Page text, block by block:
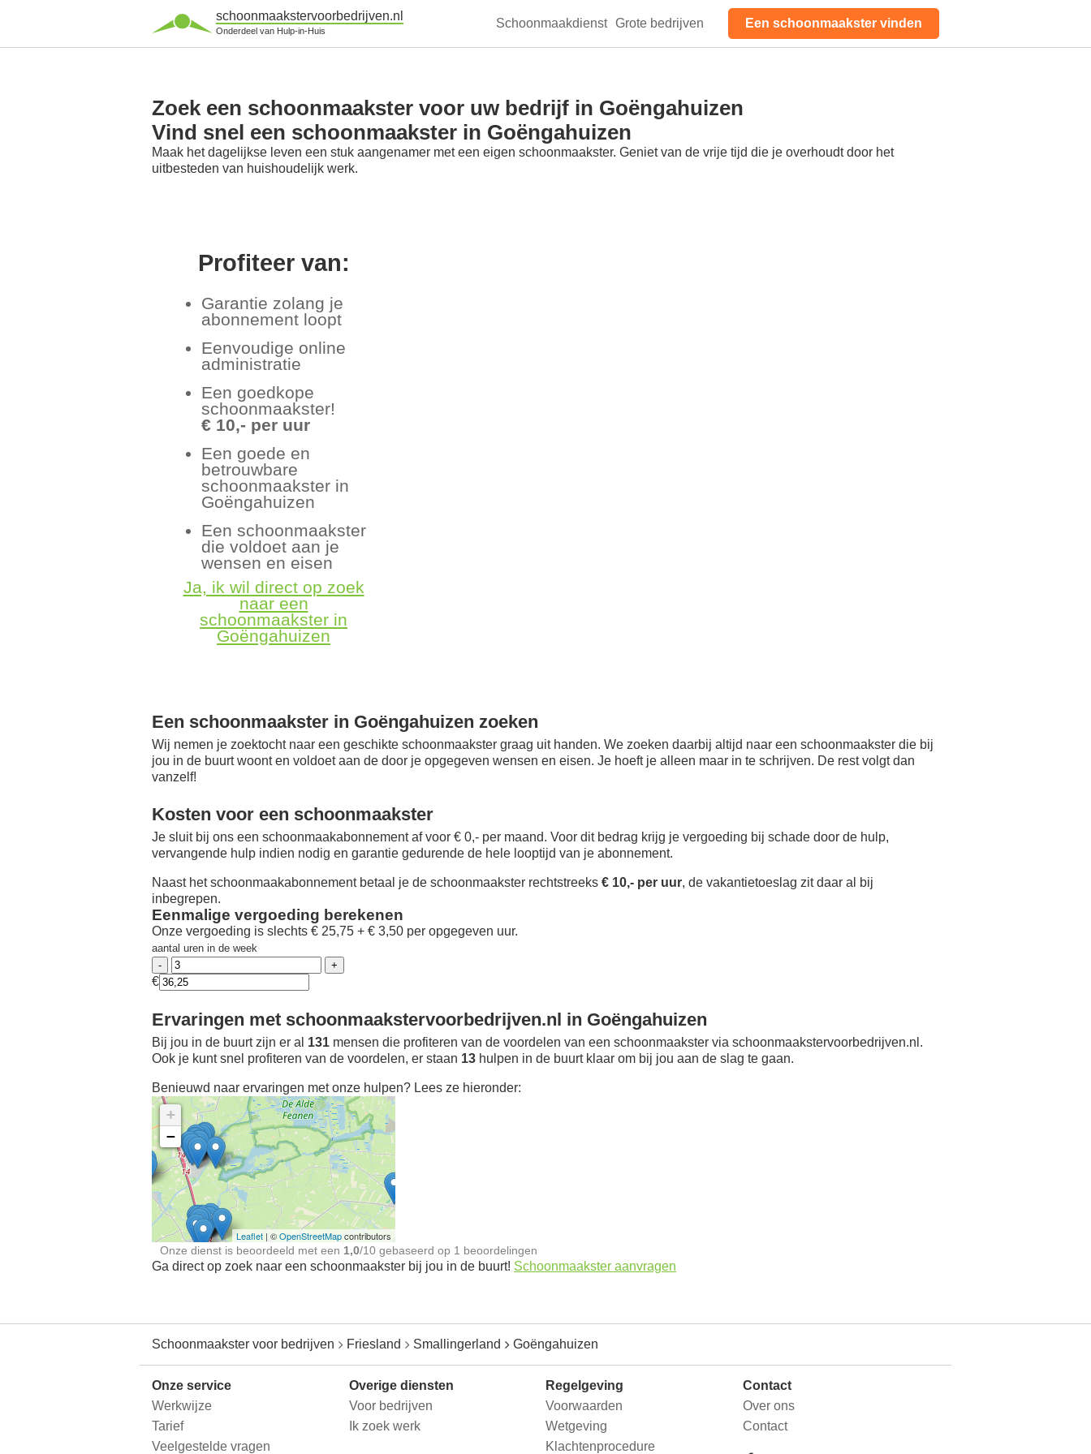
schoonmaakstervoorbedrijven.nl
Onderdeel van Hulp-in-Huis
Schoonmaakdienst Grote bedrijven Een schoonmaakster vinden
Zoek een schoonmaakster voor uw bedrijf in Goëngahuizen
Vind snel een schoonmaakster in Goëngahuizen
Maak het dagelijkse leven een stuk aangenamer met een eigen schoonmaakster. Geniet van de vrije tijd die je overhoudt door het
uitbesteden van huishoudelijk werk.
Profiteer van:
Garantie zolang je
abonnement loopt
Eenvoudige online
administratie
Een goedkope
schoonmaakster!
€ 10,- per uur
Een goede en
betrouwbare
schoonmaakster in
Goëngahuizen
Een schoonmaakster
die voldoet aan je
wensen en eisen
Ja, ik wil direct op zoek
naar een
schoonmaakster in
Goëngahuizen
Een schoonmaakster in Goëngahuizen zoeken
Wij nemen je zoektocht naar een geschikte schoonmaakster graag uit handen. We zoeken daarbij altijd naar een schoonmaakster die bij
jou in de buurt woont en voldoet aan de door je opgegeven wensen en eisen. Je hoeft je alleen maar in te schrijven. De rest volgt dan
vanzelf!
Kosten voor een schoonmaakster
Je sluit bij ons een schoonmaakabonnement af voor € 0,- per maand. Voor dit bedrag krijg je vergoeding bij schade door de hulp,
vervangende hulp indien nodig en garantie gedurende de hele looptijd van je abonnement.
Naast het schoonmaakabonnement betaal je de schoonmaakster rechtstreeks € 10,- per uur, de vakantietoeslag zit daar al bij
inbegrepen.
Eenmalige vergoeding berekenen
Onze vergoeding is slechts € 25,75 + € 3,50 per opgegeven uur.
aantal uren in de week
€
Ervaringen met schoonmaakstervoorbedrijven.nl in Goëngahuizen
Bij jou in de buurt zijn er al 131 mensen die profiteren van de voordelen van een schoonmaakster via schoonmaakstervoorbedrijven.nl.
Ook je kunt snel profiteren van de voordelen, er staan 13 hulpen in de buurt klaar om bij jou aan de slag te gaan.
Benieuwd naar ervaringen met onze hulpen? Lees ze hieronder:
Ontdek meer ervaringen
Schoonmaakster bij
jou in de buurt
+
−
Leaflet | ©OpenStreetMapcontributors
Onze dienst is beoordeeld met een 1,0/10 gebaseerd op 1 beoordelingen
Ga direct op zoek naar een schoonmaakster bij jou in de buurt! Schoonmaakster aanvragen
Schoonmaakster voor bedrijven Friesland Smallingerland Goëngahuizen
Onze service
Werkwijze
Tarief
Veelgestelde vragen
Overige diensten
Voor bedrijven
Ik zoek werk
Regelgeving
Voorwaarden
Wetgeving
Klachtenprocedure
Contact
Over ons
Contact